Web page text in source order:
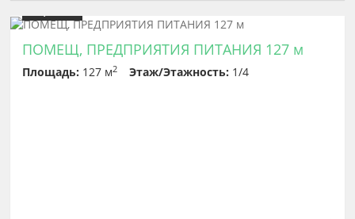
ПОМЕЩ, ПРЕДПРИЯТИЯ ПИТАНИЯ 127 м
Площадь: 127 м2 Этаж/Этажность: 1/4